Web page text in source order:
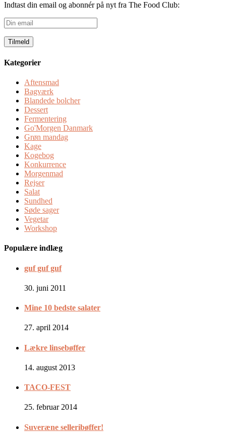
Indtast din email og abonnér på nyt fra The Food Club:
Din
Kategorier
Aftensmad
Bagværk
Blandede bolcher
Dessert
Fermentering
Go'Morgen Danmark
Grøn mandag
Kage
Kogebog
Konkurrence
Morgenmad
Rejser
Salat
Sundhed
Søde sager
Vegetar
Workshop
Populære indlæg
guf guf guf
30. juni 2011
Mine 10 bedste salater
27. april 2014
Lækre linsebøffer
14. august 2013
TACO-FEST
25. februar 2014
Suveræne selleribøffer!